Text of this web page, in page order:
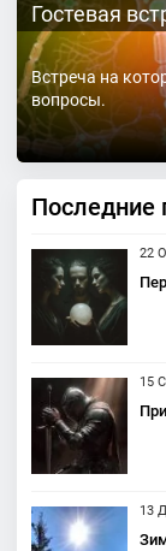
Гостевая
Встреча на
вопросы.
Последние
22
15
13